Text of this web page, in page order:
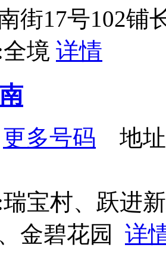
街17号102铺
境 详情
更多号码 地址
宝村、跃进
金碧花园 详